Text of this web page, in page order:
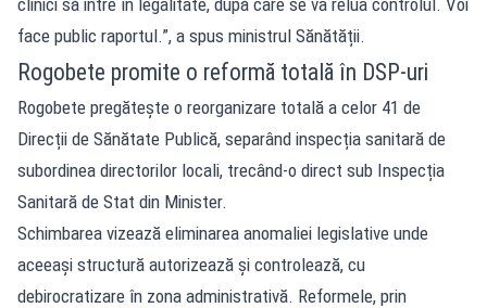
face public raportul.”, a spus ministrul Sănătății.
Rogobete promite o reformă totală în DSP-uri
Rogobete pregătește o reorganizare totală a celor 41 de
Direcții de Sănătate Publică, separând inspecția sanitară de
subordinea directorilor locali, trecând-o direct sub Inspecția
Sanitară de Stat din Minister.
Schimbarea vizează eliminarea anomaliei legislative unde
aceeași structură autorizează și controlează, cu
debirocratizare în zona administrativă. Reformele, prin